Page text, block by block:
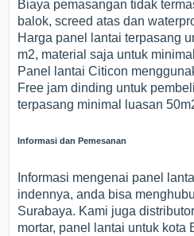
Biaya pemasangan tidak
balok, screed atas dan
Harga panel lantai terpasang
m2, material saja untuk
Panel lantai Citicon
Free jam dinding untuk
terpasang minimal luasan
Informasi dan Pemesanan
Informasi mengenai panel
indennya, anda bisa
Surabaya. Kami juga
mortar, panel lantai untuk kota